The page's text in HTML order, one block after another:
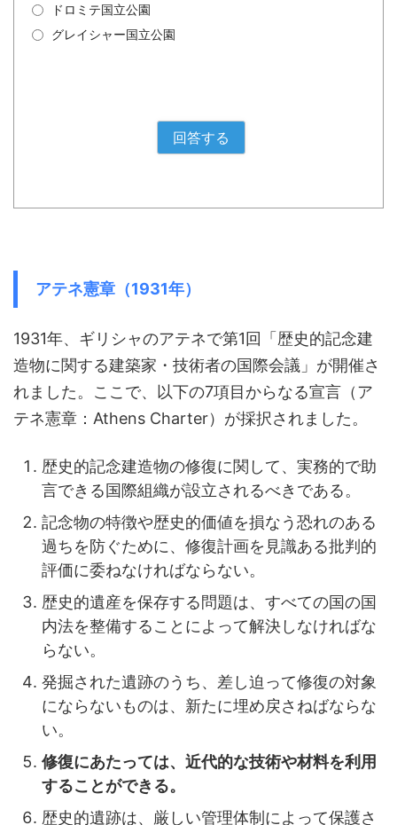
ドロミテ国立公園
グレイシャー国立公園
アテネ憲章（1931年）
1931年、ギリシャのアテネで第1回「歴史的記念建
造物に関する建築家・技術者の国際会議」が開催さ
れました。ここで、以下の7項目からなる宣言（ア
テネ憲章：Athens Charter）が採択されました。
歴史的記念建造物の修復に関して、実務的で助
言できる国際組織が設立されるべきである。
記念物の特徴や歴史的価値を損なう恐れのある
過ちを防ぐために、修復計画を見識ある批判的
評価に委ねなければならない。
歴史的遺産を保存する問題は、すべての国の国
内法を整備することによって解決しなければな
らない。
発掘された遺跡のうち、差し迫って修復の対象
にならないものは、新たに埋め戻さねばならな
い。
修復にあたっては、近代的な技術や材料を利用
することができる。
歴史的遺跡は、厳しい管理体制によって保護さ